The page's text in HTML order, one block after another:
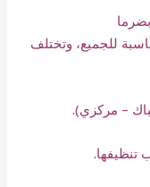
للجميع، وتختلف
– مركزي).
تنظيفها.